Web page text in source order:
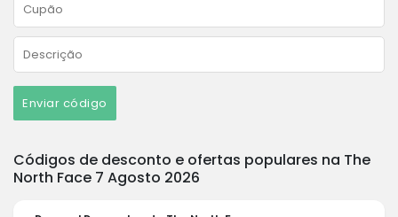
Enviar código
Códigos de desconto e ofertas populares na The
North Face 7 Agosto 2026